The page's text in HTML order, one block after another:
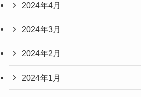
2024年4月
2024年3月
2024年2月
2024年1月